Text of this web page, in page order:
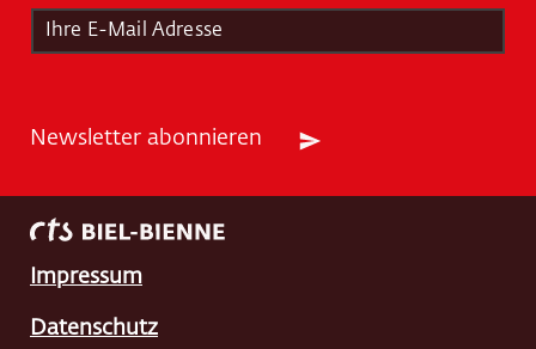
Newsletter abonnieren
Impressum
Datenschutz